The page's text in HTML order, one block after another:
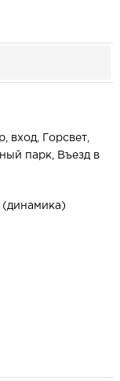
вход, Горсвет,
парк, Въезд в